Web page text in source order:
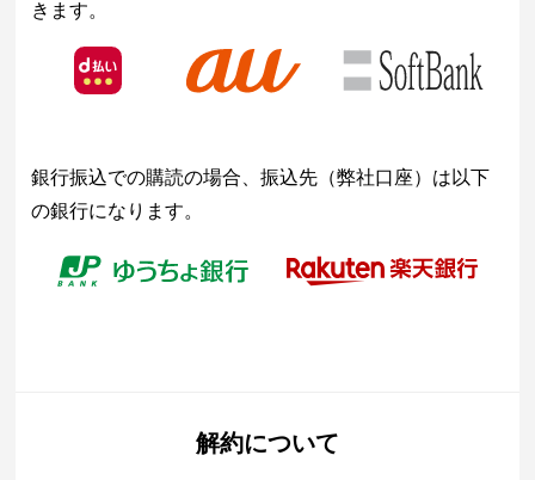
きます。
銀行振込での購読の場合、振込先（弊社口座）は以下
の銀行になります。
解約について